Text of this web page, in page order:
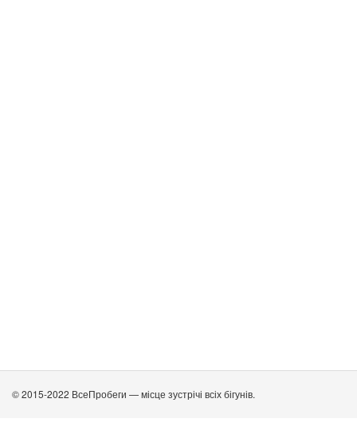
© 2015-2022 ВсеПробеги — місце зустрічі всіх бігунів.